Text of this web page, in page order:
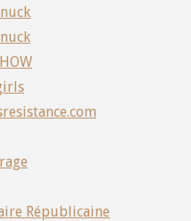
Républicaine